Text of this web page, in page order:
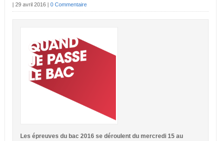
| 29 avril 2016 | 0 Commentaire
Les épreuves du bac 2016 se déroulent du mercredi 15 au